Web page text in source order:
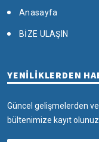
Anasayfa
BİZE ULAŞIN
YENİLİKLERDEN
Güncel gelişmelerden
bültenimize kayıt olunuz.